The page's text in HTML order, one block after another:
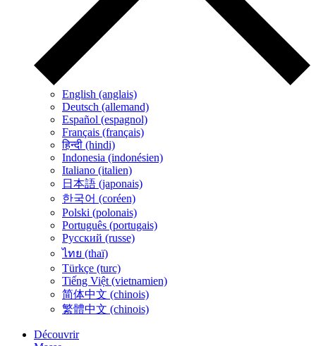
English (anglais)
Deutsch (allemand)
Español (espagnol)
Français (français)
हिन्दी (hindi)
Indonesia (indonésien)
Italiano (italien)
日本語 (japonais)
한국어 (coréen)
Polski (polonais)
Português (portugais)
Русский (russe)
ไทย (thaï)
Türkçe (turc)
Tiếng Việt (vietnamien)
简体中文 (chinois)
繁體中文 (chinois)
Découvrir